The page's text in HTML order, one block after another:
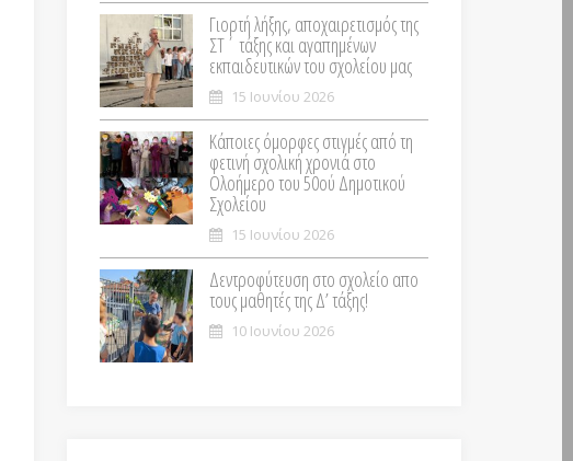
Γιορτή λήξης, αποχαιρετισμός της
ΣΤ΄ τάξης και αγαπημένων
εκπαιδευτικών του σχολείου μας
15 Ιουνίου 2026
Κάποιες όμορφες στιγμές από τη
φετινή σχολική χρονιά στο
Ολοήμερο του 50ού Δημοτικού
Σχολείου
15 Ιουνίου 2026
Δεντροφύτευση στο σχολείο απο
τους μαθητές της Δ’ τάξης!
10 Ιουνίου 2026